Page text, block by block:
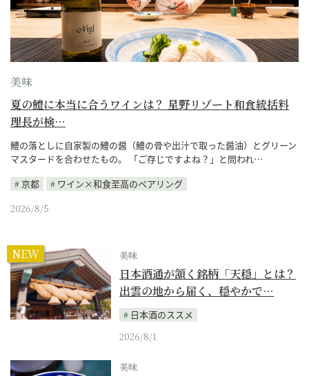
美味
夏の鱧に本当に合うワインは？ 星野リゾート和食統括料
理長が検…
鱧の落としに自家製の鱧の醤（鱧の骨や出汁で取った醤油）とグリーン
マスタードを合わせたもの。 「ご存じですよね？」と問われ…
京都
ワイン×和食至高のペアリング
2026/8/5
美味
日本酒通が頷く銘柄「天穏」とは？
出雲の地から届く、穏やかで…
日本酒のススメ
2026/8/1
NEW
美味